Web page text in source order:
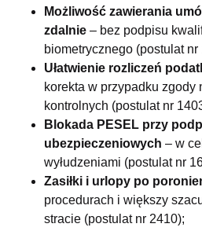
Możliwość zawierania
zdalnie – bez podpisu
biometrycznego (postulat nr
Ułatwienie rozliczeń
korekta w przypadku zgody
kontrolnych (postulat nr
Blokada PESEL przy
ubezpieczeniowych – w
wyłudzeniami (postulat nr
Zasiłki i urlopy po
procedurach i większy
stracie (postulat nr 2410);